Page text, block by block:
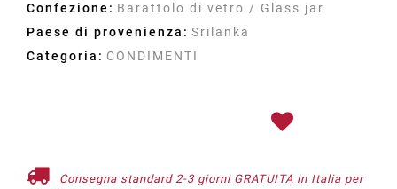
Confezione: Barattolo di vetro / Glass jar
Paese di provenienza: Srilanka
Categoria: CONDIMENTI
Consegna standard 2-3 giorni GRATUITA in Italia per